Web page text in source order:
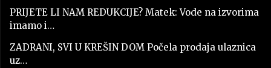
PRIJETE LI NAM REDUKCIJE? Matek: Vode na izvorima
imamo i…
ZADRANI, SVI U KREŠIN DOM Počela prodaja ulaznica
uz…